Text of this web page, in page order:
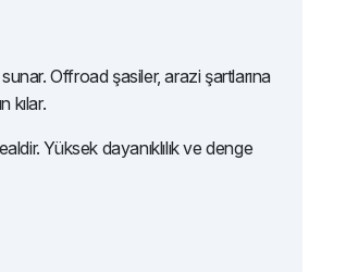
Offroad şasiler, arazi şartlarına
kılar.
Yüksek dayanıklılık ve denge